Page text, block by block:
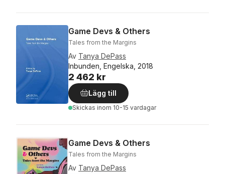
Game Devs & Others
Tales from the Margins
Av Tanya DePass
Inbunden, Engelska, 2018
2 462 kr
Lägg till
Skickas inom 10-15 vardagar
Game Devs & Others
Tales from the Margins
Av Tanya DePass